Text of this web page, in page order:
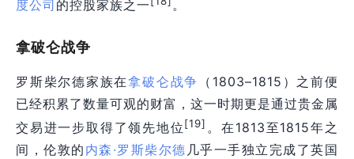
度公司 的控股家族之一 。
拿破仑战争
罗斯柴尔德家族在拿破仑战争 （1803–1815）之前便
已经积累了数量可观的财富，这一时期更是通过贵金属
交易进一步取得了领先地位[19] 。在1813至1815年之
间，伦敦的 内森·罗斯柴尔德 几乎一手独立完成了英国